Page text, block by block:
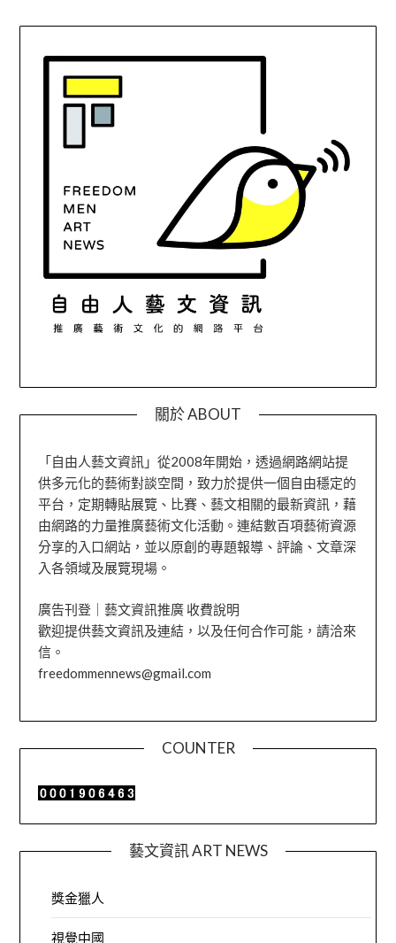
關於 ABOUT
「自由人藝文資訊」從2008年開始，透過網路網站提
供多元化的藝術對談空間，致力於提供一個自由穩定的
平台，定期轉貼展覽、比賽、藝文相關的最新資訊，藉
由網路的力量推廣藝術文化活動。連結數百項藝術資源
分享的入口網站，並以原創的專題報導、評論、文章深
入各領域及展覽現場。
廣告刊登｜藝文資訊推廣 收費說明
歡迎提供藝文資訊及連結，以及任何合作可能，請洽來
信。
freedommennews@gmail.com
COUNTER
藝文資訊 ART NEWS
獎金獵人
視覺中國